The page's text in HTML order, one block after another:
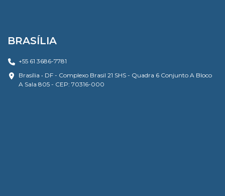
BRASÍLIA
+55 61 3686-7781
Brasília • DF - Complexo Brasil 21 SHS - Quadra 6 Conjunto A Bloco
A Sala 805 - CEP: 70316-000